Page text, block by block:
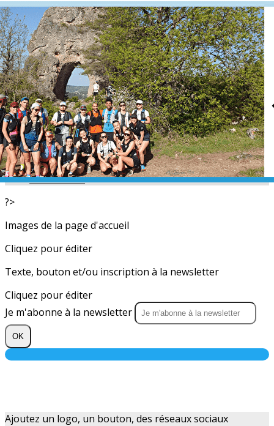
Exporter les lignes sélectionnées
Exporter toutes les colonnes
Exporter uniquement les colonnes affichées
Menu
<
>
L'équipe
Nos partenaires
Actualités
Calendrier
Photos
Newsletters
?>
Images de la page d'accueil
Cliquez pour éditer
Texte, bouton et/ou inscription à la newsletter
Cliquez pour éditer
Je m'abonne à la newsletter
OK
Ajoutez un logo, un bouton, des réseaux sociaux